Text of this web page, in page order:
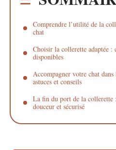
Comprendre l’utilité de la
chat
Choisir la collerette adaptée :
disponibles
Accompagner votre chat
astuces et conseils
La fin du port de la collerette
douceur et sécurisé